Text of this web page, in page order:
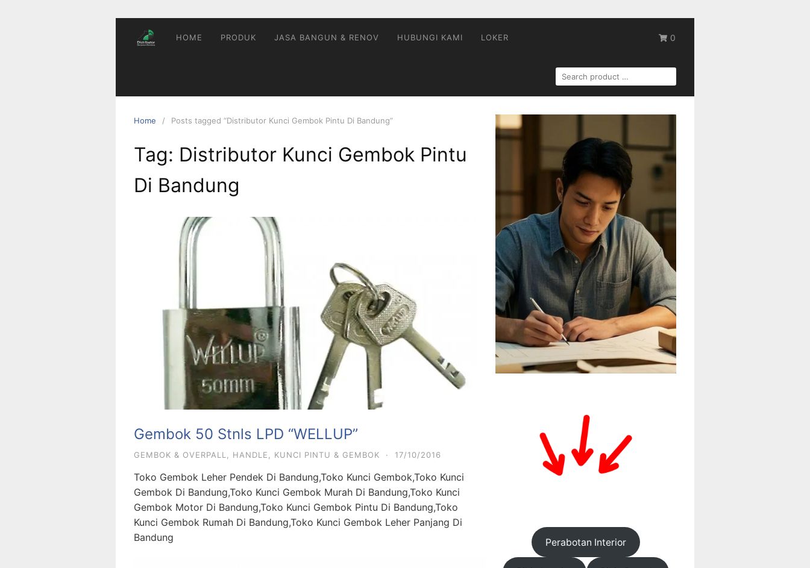
0
HOME PRODUK JASA BANGUN & RENOV HUBUNGI KAMI LOKER
SEARCH
FOR:
Home Posts tagged “Distributor Kunci Gembok Pintu Di Bandung”
Tag: Distributor Kunci Gembok Pintu
Di Bandung
Gembok 50 Stnls LPD “WELLUP”
GEMBOK & OVERPALL HANDLE, KUNCI PINTU & GEMBOK · 17/10/2016
Toko Gembok Leher Pendek Di Bandung,Toko Kunci Gembok,Toko Kunci
Gembok Di Bandung,Toko Kunci Gembok Murah Di Bandung,Toko Kunci
Gembok Motor Di Bandung,Toko Kunci Gembok Pintu Di Bandung,Toko
Kunci Gembok Rumah Di Bandung,Toko Kunci Gembok Leher Panjang Di
Bandung
Perabotan Interior